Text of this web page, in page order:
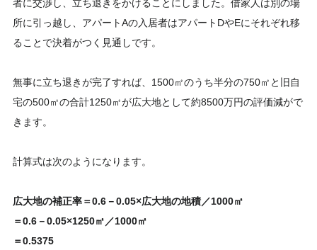
者に交渉し、立ち退きをかけることにしました。借家人は別の場
所に引っ越し、アパートAの入居者はアパートDやEにそれぞれ移
ることで決着がつく見通しです。
無事に立ち退きが完了すれば、1500㎡のうち半分の750㎡と旧自
宅の500㎡の合計1250㎡が広大地として約8500万円の評価減がで
きます。
計算式は次のようになります。
広大地の補正率＝0.6－0.05×広大地の地積／1000㎡
＝0.6－0.05×1250㎡／1000㎡
＝0.5375